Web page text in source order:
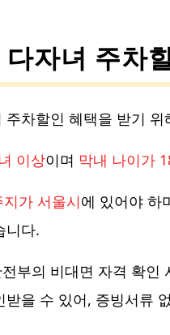
자녀 주차
주차할인 혜택을 받기
이상이며 막내 나이가
가 서울시에 있어야 하
니다.
부의 비대면 자격 확인
받을 수 있어, 증빙서류